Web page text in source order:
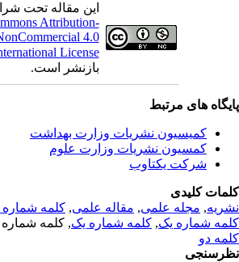
این مقاله تحت
Attribution-
NonCommercial 4.0
International License
بازنشر است.
های مرتبط
کمیسیون نشریات وزارت بهداشت
کمسیون نشریات وزارت علوم
شرکت یکتاوب
کلیدی
,مجله علمی, مقاله علمی, کلمه شماره
شماره یک,کلمه شماره یک, کلمه شماره
دو